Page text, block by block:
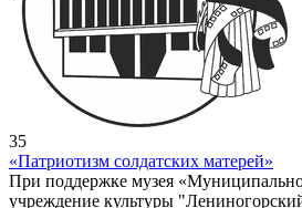
35
«Патриотизм солдатских матерей»
При поддержке музея
учреждение культуры